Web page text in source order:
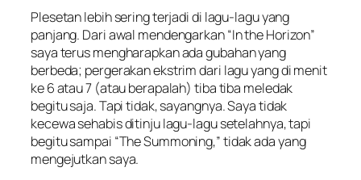
Plesetan lebih sering terjadi di lagu-lagu yang
panjang. Dari awal mendengarkan “In the Horizon”
saya terus mengharapkan ada gubahan yang
berbeda; pergerakan ekstrim dari lagu yang di menit
ke 6 atau 7 (atau berapalah) tiba tiba meledak
begitu saja. Tapi tidak, sayangnya. Saya tidak
kecewa sehabis ditinju lagu-lagu setelahnya, tapi
begitu sampai “The Summoning,” tidak ada yang
mengejutkan saya.